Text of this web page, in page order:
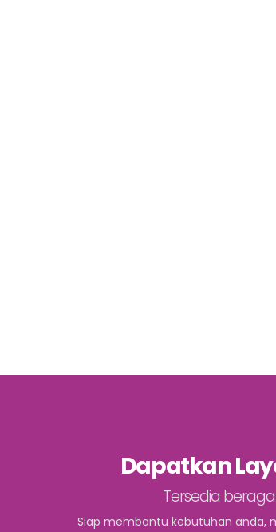
Dapatkan
Tersedia
Siap membantu kebutuhan anda,